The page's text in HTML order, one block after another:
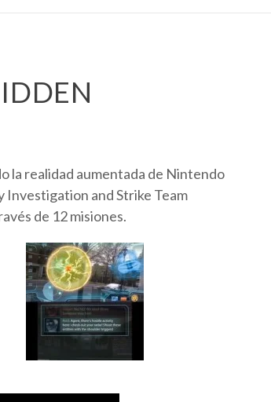
la realidad aumentada de Nintendo
Investigation and Strike Team
de 12 misiones.